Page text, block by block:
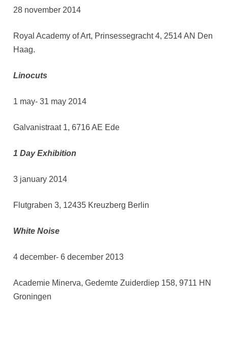
28 november 2014
Royal Academy of Art, Prinsessegracht 4, 2514 AN Den
Haag.
Linocuts
1 may- 31 may 2014
Galvanistraat 1, 6716 AE Ede
1 Day Exhibition
3 january 2014
Flutgraben 3, 12435 Kreuzberg Berlin
White Noise
4 december- 6 december 2013
Academie Minerva, Gedemte Zuiderdiep 158, 9711 HN
Groningen